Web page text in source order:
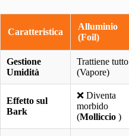
Caratteristica
Alluminio
(Foil)
Gestione
Umidità
Trattiene tutto
(Vapore)
Effetto sul
Bark
❌ Diventa
morbido
(Molliccio )